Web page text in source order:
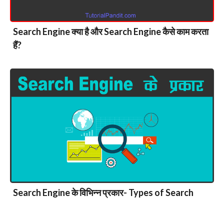
Search Engine क्या है और Search Engine कैसे काम करता
हैं?
Search Engine के विभिन्न प्रकार- Types of Search